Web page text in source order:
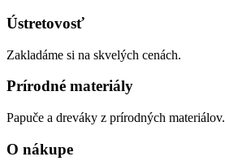
Ústretovosť
Zakladáme si na skvelých cenách.
Prírodné materiály
Papuče a dreváky z prírodných materiálov.
O nákupe